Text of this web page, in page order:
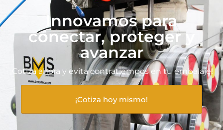
Innovamos para
conectar, proteger y
avanzar
¡Cotiza ahora y evita contratiempos en tu embalaje!
¡Cotiza hoy mismo!